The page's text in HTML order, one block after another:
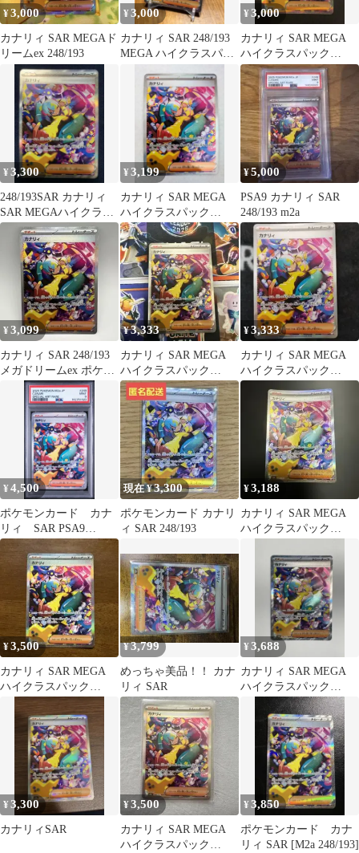
¥3,000
カナリィ SAR MEGAド
リームex 248/193
¥3,000
カナリィ SAR 248/193
MEGA ハイクラスパッ
¥3,000
カナリィ SAR MEGA
ハイクラスパック
MEGAドリームex キラ
24…
¥3,300
248/193SAR カナリィ
SAR MEGAハイクラス
パック MEGAドリーム
¥3,199
カナリィ SAR MEGA
ハイクラスパック
MEGAドリームex キラ
24…
¥5,000
PSA9 カナリィ SAR
248/193 m2a
¥3,099
カナリィ SAR 248/193
メガドリームex ポケモ
ンカードゲーム
¥3,333
カナリィ SAR MEGA
ハイクラスパック
MEGAドリームex キラ
24…
¥3,333
カナリィ SAR MEGA
ハイクラスパック
MEGAドリームex キラ
¥4,500
ポケモンカード カナ
リィ SAR PSA9
MEGAドリームex
現在 ¥3,300
ポケモンカード カナリ
ィ SAR 248/193
¥3,188
カナリィ SAR MEGA
ハイクラスパック
¥3,500
カナリィ SAR MEGA
ハイクラスパック
MEGAドリームex キラ
24…
¥3,799
めっちゃ美品！！ カナ
リィ SAR
¥3,688
カナリィ SAR MEGA
ハイクラスパック
MEGAドリームex キラ
¥3,300
カナリィSAR
¥3,500
カナリィ SAR MEGA
ハイクラスパック
¥3,850
ポケモンカード カナ
リィ SAR [M2a 248/193]